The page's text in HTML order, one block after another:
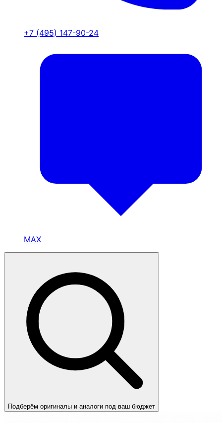
+7 (495) 147-90-24
MAX
Подберём оригиналы и аналоги под ваш бюджет